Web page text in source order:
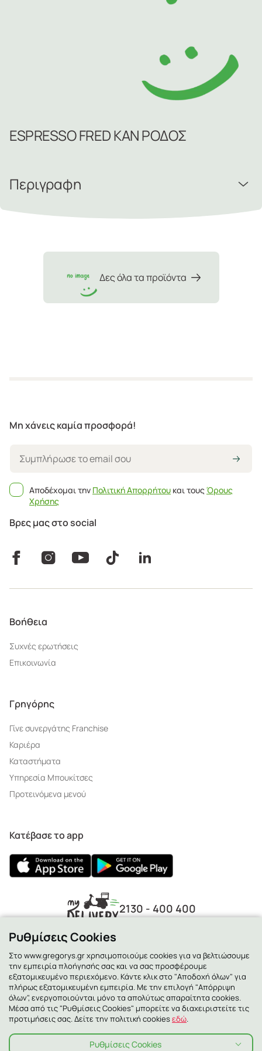
ESPRESSO FRED ΚΑΝ ΡΟΔΟΣ
Περιγραφη
Δες όλα τα προϊόντα
Μη χάνεις καμία προσφορά!
Αποδέχομαι την Πολιτική Απορρήτου και τουςΌρους
Χρήσης
Βρες μας στο social
Βοήθεια
Συχνές ερωτήσεις
Επικοινωνία
Γρηγόρης
Γίνε συνεργάτης Franchise
Καριέρα
Καταστήματα
Υπηρεσία Μπουκίτσες
Προτεινόμενα μενού
Κατέβασε το app
2130 - 400 400
Ρυθμίσεις Cookies
Στο www.gregorys.gr χρησιμοποιούμε cookies για να βελτιώσουμε
την εμπειρία πλοήγησής σας και να σας προσφέρουμε
εξατομικευμένο περιεχόμενο. Κάντε κλικ στο "Αποδοχή όλων" για
πλήρως εξατομικευμένη εμπειρία. Με την επιλογή "Απόρριψη
όλων", ενεργοποιούνται μόνο τα απολύτως απαραίτητα cookies.
Μέσα από τις "Ρυθμίσεις Cookies" μπορείτε να διαχειριστείτε τις
προτιμήσεις σας. Δείτε την πολιτική cookiesεδώ.
Ρυθμίσεις Cookies